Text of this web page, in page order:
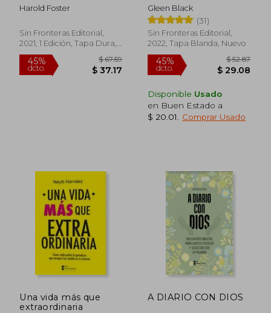
Harold Foster
Sin Fronteras Editorial,
2021, 1 Edición, Tapa Dura,
Nuevo
45%
Gleen Black
(31)
Sin Fronteras Editorial,
2022, Tapa Blanda, Nuevo
45%
dcto.
Disponible Usado
en Buen Estado a
$ 20.01
Comprar Usado
Una vida más que
extraordinaria
A DIARIO CON DIOS